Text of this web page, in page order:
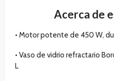
Acerca de
• Motor potente de 450 W,
• Vaso de vidrio refractario
L